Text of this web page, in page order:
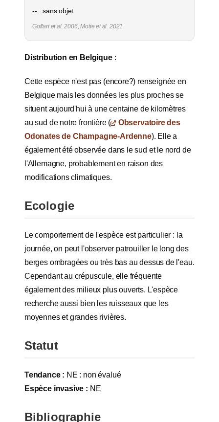
-- : sans objet
Goffart et al. 2006, Motte et al. 2021
Distribution en Belgique:
Cette espèce n'est pas (encore?) renseignée en
Belgique mais les données les plus proches se
situent aujourd'hui à une centaine de kilomètres
au sud de notre frontière (
Observatoire des
Odonates de Champagne-Ardenne). Elle a
également été observée dans le sud et le nord de
l'Allemagne, probablement en raison des
modifications climatiques.
Ecologie
Le comportement de l'espèce est particulier : la
journée, on peut l'observer patrouiller le long des
berges ombragées ou très bas au dessus de l'eau.
Cependant au crépuscule, elle fréquente
également des milieux plus ouverts. L'espèce
recherche aussi bien les ruisseaux que les
moyennes et grandes rivières.
Statut
Tendance : NE : non évalué
Espèce invasive : NE
Bibliographie